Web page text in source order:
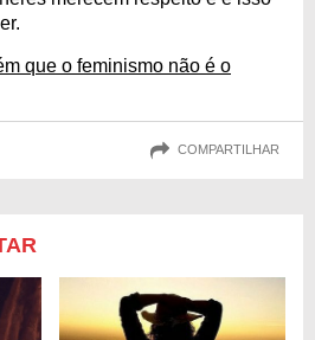
que o feminismo não é o
COMPARTILHAR